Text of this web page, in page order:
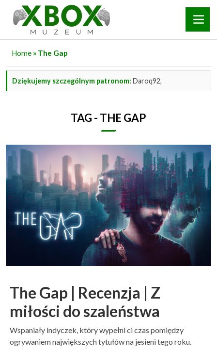
Home » The Gap
Dziękujemy szczególnym patronom: Daroq92,
TAG - THE GAP
The Gap | Recenzja | Z
miłości do szaleństwa
Wspaniały indyczek, który wypełni ci czas pomiędzy
ogrywaniem największych tytułów na jesieni tego roku.